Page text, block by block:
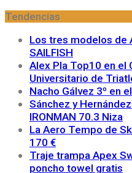
Tendencias
Los tres modelos de
SAILFISH
Alex Pla Top10 en el
Universitario de
Nacho Gálvez 3º en
Sánchez y
IRONMAN 70.3 Niza
La Aero Tempo de
170 €
Traje trampa Apex
poncho towel gratis